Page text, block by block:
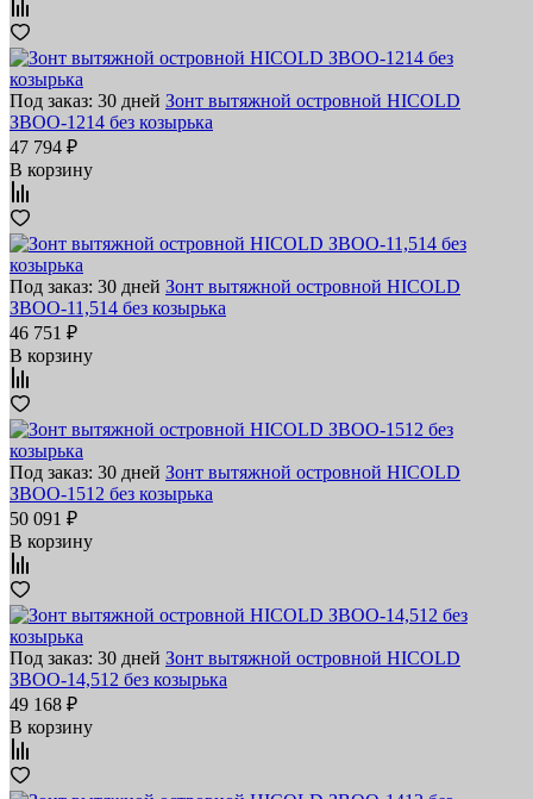
Под заказ: 30 дней Зонт вытяжной островной HICOLD
ЗВОО-1214 без козырька
47 794 ₽
В корзину
Под заказ: 30 дней Зонт вытяжной островной HICOLD
ЗВОО-11,514 без козырька
46 751 ₽
В корзину
Под заказ: 30 дней Зонт вытяжной островной HICOLD
ЗВОО-1512 без козырька
50 091 ₽
В корзину
Под заказ: 30 дней Зонт вытяжной островной HICOLD
ЗВОО-14,512 без козырька
49 168 ₽
В корзину